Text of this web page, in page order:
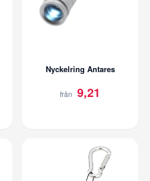
Nyckelring Antares
från 9,21